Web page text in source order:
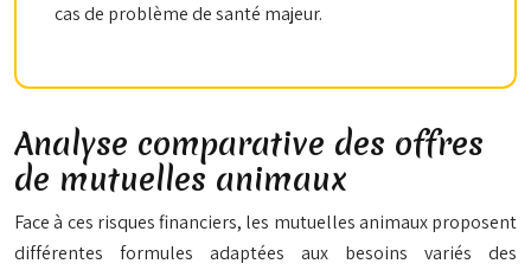
cas de problème de santé majeur.
Analyse comparative des offres
de mutuelles animaux
Face à ces risques financiers, les mutuelles animaux proposent
différentes formules adaptées aux besoins variés des